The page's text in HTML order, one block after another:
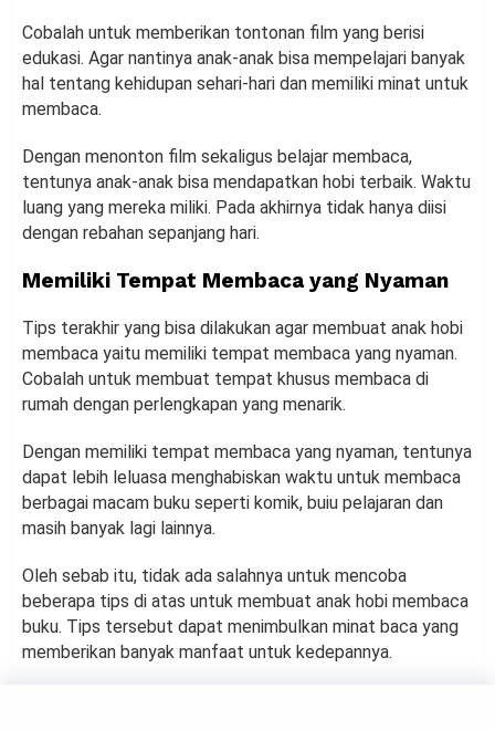
Cobalah untuk memberikan tontonan film yang berisi
edukasi. Agar nantinya anak-anak bisa mempelajari banyak
hal tentang kehidupan sehari-hari dan memiliki minat untuk
membaca.
Dengan menonton film sekaligus belajar membaca,
tentunya anak-anak bisa mendapatkan hobi terbaik. Waktu
luang yang mereka miliki. Pada akhirnya tidak hanya diisi
dengan rebahan sepanjang hari.
Memiliki Tempat Membaca yang Nyaman
Tips terakhir yang bisa dilakukan agar membuat anak hobi
membaca yaitu memiliki tempat membaca yang nyaman.
Cobalah untuk membuat tempat khusus membaca di
rumah dengan perlengkapan yang menarik.
Dengan memiliki tempat membaca yang nyaman, tentunya
dapat lebih leluasa menghabiskan waktu untuk membaca
berbagai macam buku seperti komik, buiu pelajaran dan
masih banyak lagi lainnya.
Oleh sebab itu, tidak ada salahnya untuk mencoba
beberapa tips di atas untuk membuat anak hobi membaca
buku. Tips tersebut dapat menimbulkan minat baca yang
memberikan banyak manfaat untuk kedepannya.